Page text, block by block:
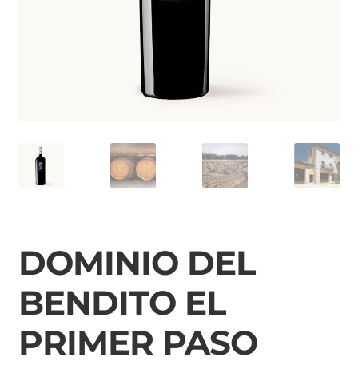
DOMINIO DEL
BENDITO EL
PRIMER PASO